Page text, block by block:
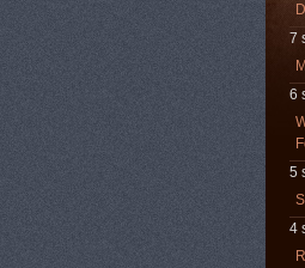
7
6
5
4